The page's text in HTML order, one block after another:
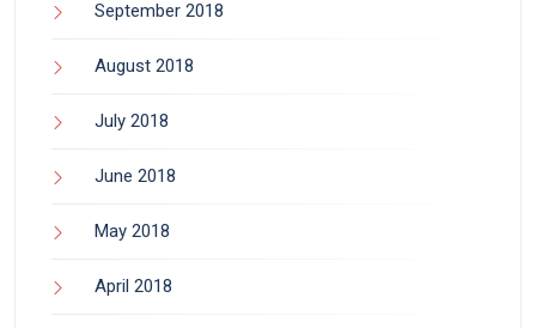
September 2018
August 2018
July 2018
June 2018
May 2018
April 2018